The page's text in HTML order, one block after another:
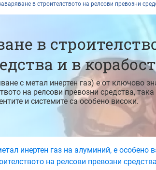
в строителството на релсови превозни
в
и в
с метал инертен газ) е от ключово
на релсови превозни средства,
и системите са особено високи.
инертен газ на алуминий, е особено
на релсови превозни